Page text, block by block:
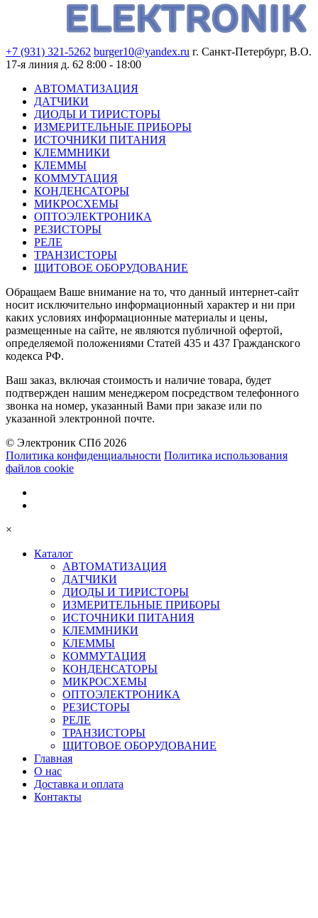
+7 (931) 321-5262 burger10@yandex.ru г. Санкт-Петербург, В.О.
17-я линия д. 62 8:00 - 18:00
АВТОМАТИЗАЦИЯ
ДАТЧИКИ
ДИОДЫ И ТИРИСТОРЫ
ИЗМЕРИТЕЛЬНЫЕ ПРИБОРЫ
ИСТОЧНИКИ ПИТАНИЯ
КЛЕММНИКИ
КЛЕММЫ
КОММУТАЦИЯ
КОНДЕНСАТОРЫ
МИКРОСХЕМЫ
ОПТОЭЛЕКТРОНИКА
РЕЗИСТОРЫ
РЕЛЕ
ТРАНЗИСТОРЫ
ЩИТОВОЕ ОБОРУДОВАНИЕ
Обращаем Ваше внимание на то, что данный интернет-сайт
носит исключительно информационный характер и ни при
каких условиях информационные материалы и цены,
размещенные на сайте, не являются публичной офертой,
определяемой положениями Статей 435 и 437 Гражданского
кодекса РФ.
Ваш заказ, включая стоимость и наличие товара, будет
подтвержден нашим менеджером посредством телефонного
звонка на номер, указанный Вами при заказе или по
указанной электронной почте.
© Электроник СПб 2026
Политика конфиденциальности Политика использования
файлов cookie
×
Каталог
АВТОМАТИЗАЦИЯ
ДАТЧИКИ
ДИОДЫ И ТИРИСТОРЫ
ИЗМЕРИТЕЛЬНЫЕ ПРИБОРЫ
ИСТОЧНИКИ ПИТАНИЯ
КЛЕММНИКИ
КЛЕММЫ
КОММУТАЦИЯ
КОНДЕНСАТОРЫ
МИКРОСХЕМЫ
ОПТОЭЛЕКТРОНИКА
РЕЗИСТОРЫ
РЕЛЕ
ТРАНЗИСТОРЫ
ЩИТОВОЕ ОБОРУДОВАНИЕ
Главная
О нас
Доставка и оплата
Контакты